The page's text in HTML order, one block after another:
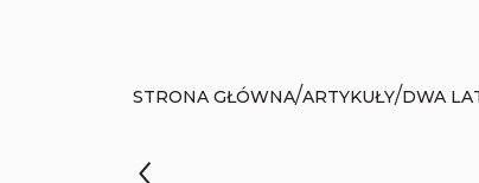
STRONA GŁÓWNA/ARTYKUŁY/DWA